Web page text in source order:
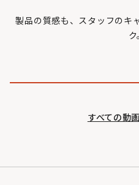
製品の質感も、スタッフのキ
ク
すべての動